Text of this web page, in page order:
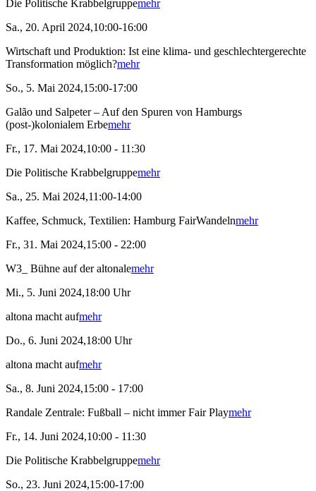
Die Politische Krabbelgruppemehr
Sa., 20. April 2024,10:00-16:00
Wirtschaft und Produktion: Ist eine klima- und geschlechtergerechte
Transformation möglich?mehr
So., 5. Mai 2024,15:00-17:00
Galão und Salpeter – Auf den Spuren von Hamburgs
(post-)kolonialem Erbemehr
Fr., 17. Mai 2024,10:00 - 11:30
Die Politische Krabbelgruppemehr
Sa., 25. Mai 2024,11:00-14:00
Kaffee, Schmuck, Textilien: Hamburg FairWandelnmehr
Fr., 31. Mai 2024,15:00 - 22:00
W3_ Bühne auf der altonalemehr
Mi., 5. Juni 2024,18:00 Uhr
altona macht aufmehr
Do., 6. Juni 2024,18:00 Uhr
altona macht aufmehr
Sa., 8. Juni 2024,15:00 - 17:00
Randale Zentrale: Fußball – nicht immer Fair Playmehr
Fr., 14. Juni 2024,10:00 - 11:30
Die Politische Krabbelgruppemehr
So., 23. Juni 2024,15:00-17:00